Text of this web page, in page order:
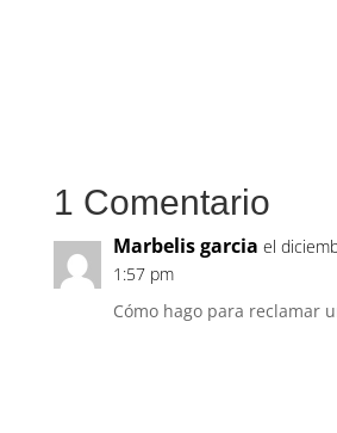
1 Comentario
Marbelis garcia el
1:57 pm
Cómo hago para reclamar